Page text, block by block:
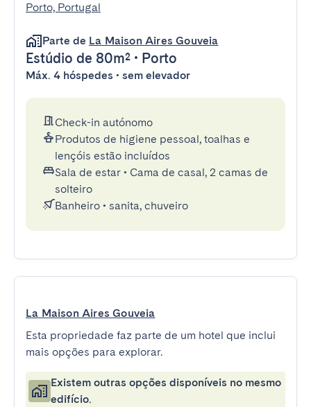
Porto, Portugal
Parte de La Maison Aires Gouveia
Estúdio de 80m² • Porto
Máx. 4 hóspedes • sem elevador
Check-in autónomo
Produtos de higiene pessoal, toalhas e
lençóis estão incluídos
Sala de estar • Cama de casal, 2 camas de
solteiro
Banheiro • sanita, chuveiro
La Maison Aires Gouveia
Esta propriedade faz parte de um hotel que inclui
mais opções para explorar.
Existem outras opções disponíveis no mesmo
edifício.